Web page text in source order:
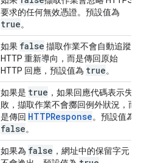
要求的任何無效憑證。預設值為
true。
如果 false 擷取作業不會自動追蹤
HTTP 重新導向，而是傳回原始
HTTP 回應，預設值為 true。
如果是 true ，如果回應代碼表示失
敗，擷取作業不會擲回例外狀況，而
是傳回 HTTPResponse。預設值為
false。
如果為 false ，網址中的保留字元